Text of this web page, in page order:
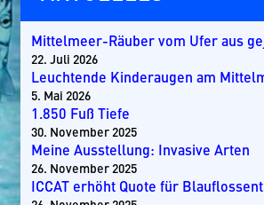
Mittelmeer-Räuber vom Ufer aus
22. Juli 2026
Leuchtende Kinderaugen am
5. Mai 2026
1.850 Fuß Tiefe
30. November 2025
Meine Ausstellung: Invasive Arten
26. November 2025
ICCAT erhöht Quote für